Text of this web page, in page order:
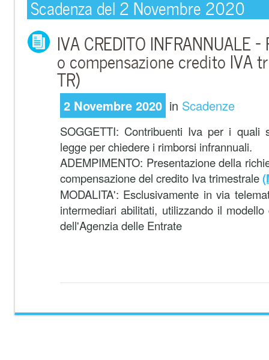
Scadenza del 2 Novembre 2020
IVA CREDITO INFRANNUALE
o compensazione credito IVA
TR)
2 Novembre 2020 in Scadenze
SOGGETTI: Contribuenti Iva per i quali
legge per chiedere i rimborsi infrannuali.
ADEMPIMENTO: Presentazione della
compensazione del credito Iva trimestrale
MODALITA': Esclusivamente in via
intermediari abilitati, utilizzando il
dell'Agenzia delle Entrate